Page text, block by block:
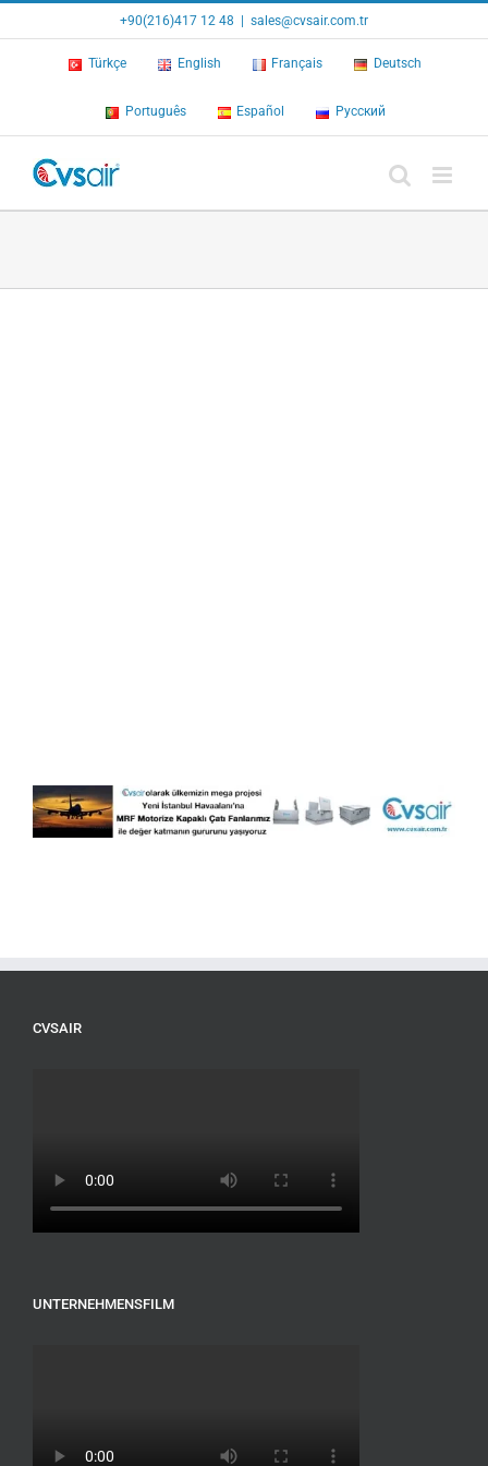
+90(216)417 12 48 sales@cvsair.com.tr
Türkçe English Français Deutsch
Português Español Русский
CVSAIR
UNTERNEHMENSFILM